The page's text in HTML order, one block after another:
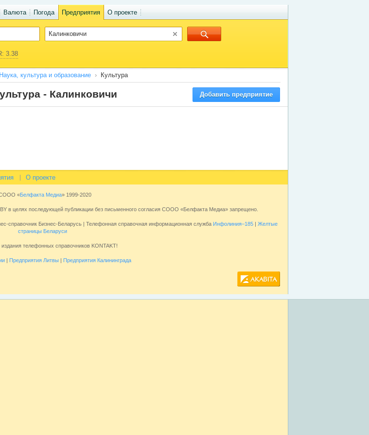
Валюта Погода Предприятия О проекте
3.38
Наука, культура и образование Культура
- Калинковичи Добавить предприятие
О проекте
«Белфакта Медиа» 1999-2020
в целях последующей публикации без письменного согласия СООО «Белфакта Медиа» запрещено.
справочник Бизнес-Беларусь | Телефонная справочная информационная служба Инфолиния–185| Желтые
страницы Беларуси
телефонных справочников KONTAKT!
| Предприятия Литвы | Предприятия Калининграда